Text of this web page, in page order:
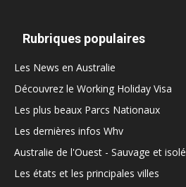
Rubriques populaires
Les News en Australie
Découvrez le Working Holiday Visa
Les plus beaux Parcs Nationaux
Les dernières infos Whv
Australie de l'Ouest - Sauvage et isolé
Les états et les principales villes